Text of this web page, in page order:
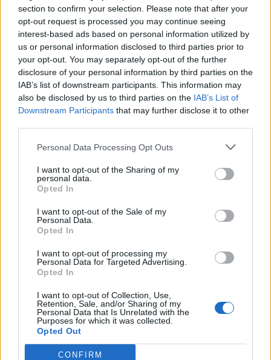
section to confirm your selection. Please note that after your
opt-out request is processed you may continue seeing
interest-based ads based on personal information utilized by
us or personal information disclosed to third parties prior to
your opt-out. You may separately opt-out of the further
disclosure of your personal information by third parties on the
IAB’s list of downstream participants. This information may
also be disclosed by us to third parties on the IAB’s List of
Downstream Participants that may further disclose it to other
Personal Data Processing Opt Outs
I want to opt-out of the Sharing of my
personal data.
Opted In
I want to opt-out of the Sale of my
Personal Data.
Opted In
I want to opt-out of processing my
Personal Data for Targeted Advertising.
Opted In
I want to opt-out of Collection, Use,
Retention, Sale, and/or Sharing of my
Personal Data that Is Unrelated with the
Purposes for which it was collected.
Opted Out
CONFIRM
Sigla da Associação Paulista dos Críticos de Arte:
A
P C
A
A marca que diz ser recomendada pelos dentistas
O
R A L
B
Capital dos __, apelido da cidade de Campo Grande:
P
S
Sigla inglesa da Agência Espacial Europeia
S
A
Personagem de animação da Polinésia
Se __ o bicho pega, se ficar, ele come:
O R R E
R
O aspecto positivo ou vantagem de algo:
R
Ó